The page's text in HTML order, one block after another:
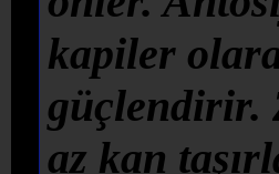
kapiler
güçlendirir.
az kan